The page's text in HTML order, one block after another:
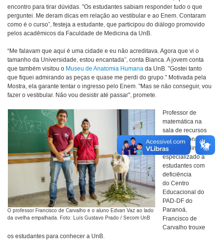
encontro para tirar dúvidas. "Os estudantes sabiam responder tudo o que
perguntei. Me deram dicas em relação ao vestibular e ao Enem. Contaram
como é o curso”, festeja a estudante, que participou do diálogo promovido
pelos acadêmicos da Faculdade de Medicina da UnB.
“Me falavam que aqui é uma cidade e eu não acreditava. Agora que vi o
tamanho da Universidade, estou encantada”, conta Bianca. A jovem conta
que também visitou o Museu de Anatomia Humana da UnB. "Gostei tanto
que fiquei admirando as peças e quase me perdi do grupo." Motivada pela
Mostra, ela garante tentar o ingresso pelo Enem. "Mas se não conseguir, vou
fazer o vestibular. Não vou desistir até passar", promete.
O professor Francisco de Carvalho e o aluno Edvan Vaz ao lado
da ovelha empalhada. Foto: Luís Gustavo Prado / Secom UnB
Professor de
matemática na
sala de recursos
multifuncionais
para atendimento
especializado a
estudantes com
deficiência
do Centro
Educacional do
PAD-DF do
Paranoá,
Francisco de
Carvalho trouxe
os estudantes para conhecer a UnB.